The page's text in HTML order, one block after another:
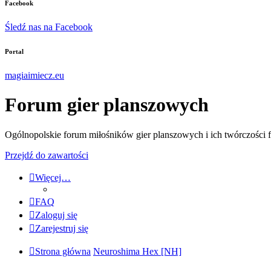
Facebook
Śledź nas na Facebook
Portal
magiaimiecz.eu
Forum gier planszowych
Ogólnopolskie forum miłośników gier planszowych i ich twórczości
Przejdź do zawartości
Więcej…
FAQ
Zaloguj się
Zarejestruj się
Strona główna Neuroshima Hex [NH]